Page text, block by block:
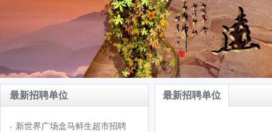
最新招聘单位
新世界广场盒马鲜生超市招聘
最新招聘单位